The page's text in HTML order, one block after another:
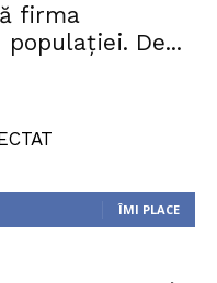
firma
De...
ÎMI PLACE